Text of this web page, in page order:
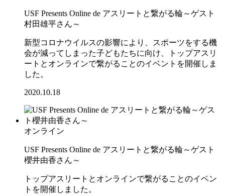
USF Presents Online de アスリートと繋がる輪～ゲスト
村田雄平さん～
新型コロナウイルスの影響により、スポーツをする機
会が減ってしまった子どもたちに向け、トップアスリ
ートとオンラインで繋がることのイベントを開催しま
した。
2020.10.18
オンライン
USF Presents Online de アスリートと繋がる輪～ゲスト
櫻井由香さん～
トップアスリートとオンラインで繋がることのイベン
トを開催しました。